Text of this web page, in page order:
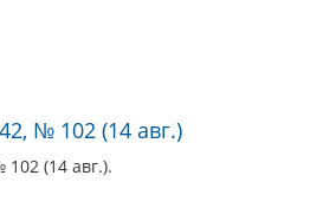
№ 102 (14 авг.)
(14 авг.).